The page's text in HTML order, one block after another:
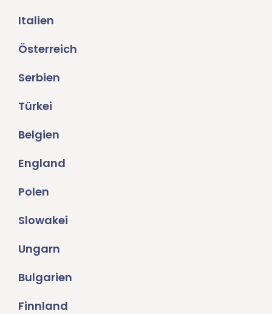
Italien
Österreich
Serbien
Türkei
Belgien
England
Polen
Slowakei
Ungarn
Bulgarien
Finnland